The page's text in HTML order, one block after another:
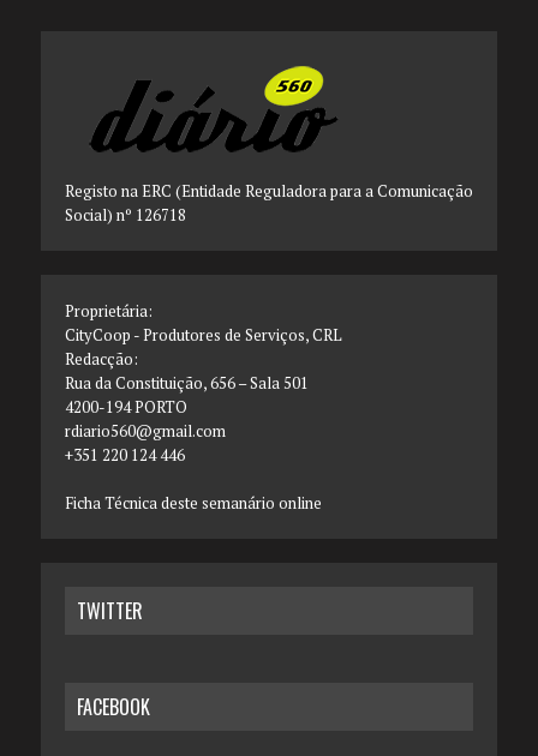
Registo na ERC (Entidade Reguladora para a Comunicação
Social) nº 126718
Proprietária:
CityCoop - Produtores de Serviços, CRL
Redacção:
Rua da Constituição, 656 – Sala 501
4200-194 PORTO
rdiario560@gmail.com
+351 220 124 446
Ficha Técnica deste semanário online
TWITTER
FACEBOOK